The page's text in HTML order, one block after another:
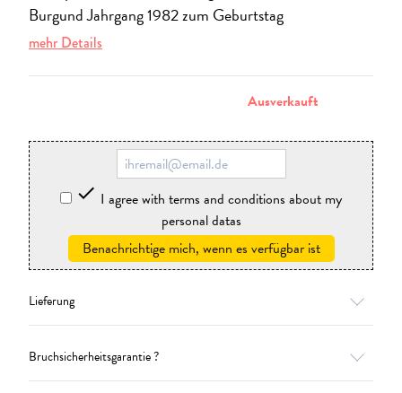
Burgund Jahrgang 1982 zum Geburtstag
mehr Details
Ausverkauft
 I agree with terms and conditions about my
personal datas
Benachrichtige mich, wenn es verfügbar ist
Lieferung
Bruchsicherheitsgarantie ?